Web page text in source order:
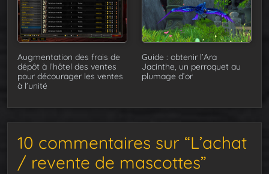
Augmentation des frais de
dépôt à l’hôtel des ventes
pour décourager les ventes
à l’unité
Guide : obtenir l’Ara
Jacinthe, un perroquet au
plumage d’or
10 commentaires sur “L’achat
/ revente de mascottes”